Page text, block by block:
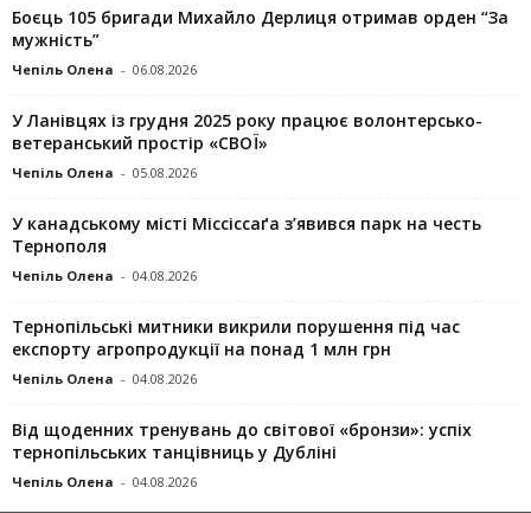
Боєць 105 бригади Михайло Дерлиця отримав орден “За
мужність”
Чепіль Олена - 06.08.2026
У Ланівцях із грудня 2025 року працює волонтерсько-
ветеранський простір «СВОЇ»
Чепіль Олена - 05.08.2026
У канадському місті Міссіссаґа з’явився парк на честь
Тернополя
Чепіль Олена - 04.08.2026
Тернопільські митники викрили порушення під час
експорту агропродукції на понад 1 млн грн
Чепіль Олена - 04.08.2026
Від щоденних тренувань до світової «бронзи»: успіх
тернопільських танцівниць у Дубліні
Чепіль Олена - 04.08.2026